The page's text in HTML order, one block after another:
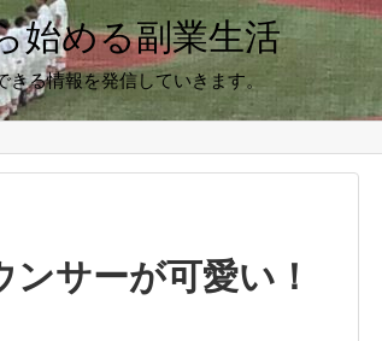
始める副業生活
る情報を発信していきます。
サーが可愛い！